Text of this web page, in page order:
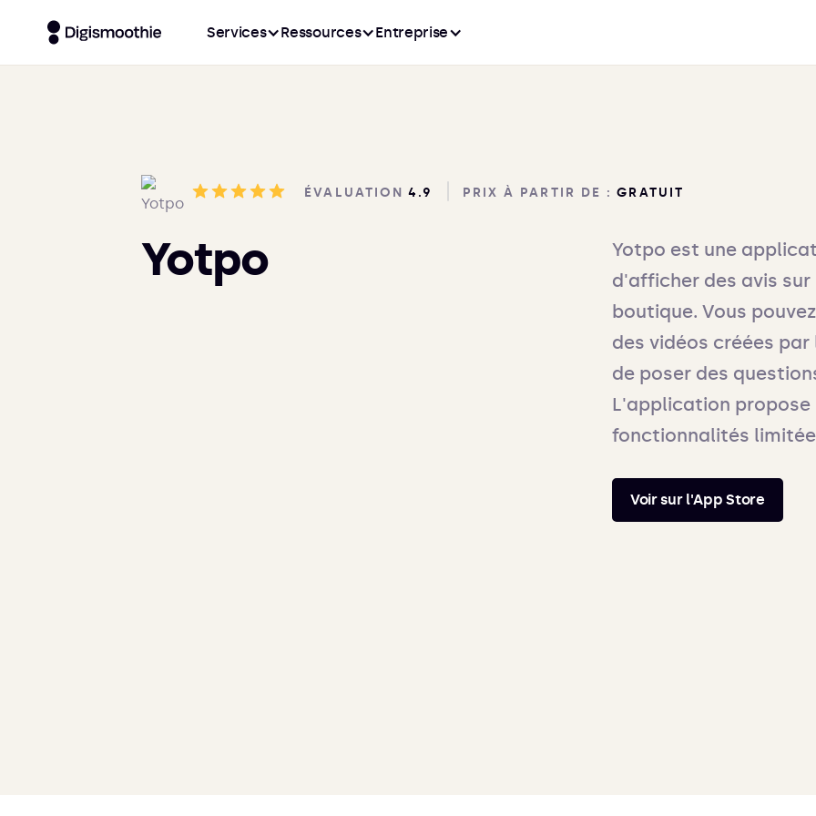
Services Ressources Entreprise
ÉVALUATION 4.9 PRIX À PARTIR DE : GRATUIT
Yotpo
Yotpo est une
d'afficher des avis
boutique. Vous
des vidéos créées
de poser des
L'application
fonctionnalités
Voir sur l'App Store